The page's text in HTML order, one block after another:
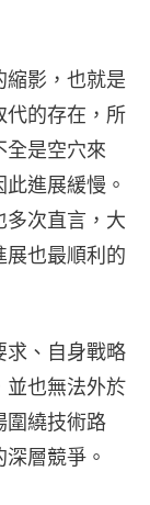
縮影，也就是
代的存在，所
全是空穴來
進展緩慢。
多次直言，大
展也最順利的
求、自身戰略
並也無法外於
圍繞技術路
層競爭。